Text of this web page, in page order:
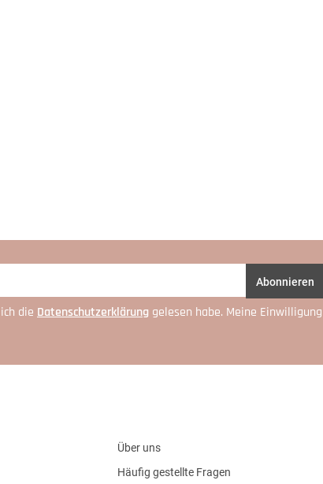
Abonnieren
die Daten­schutz­erklärung gelesen habe. Meine Einwilligung
Über uns
Häufig gestellte Fragen